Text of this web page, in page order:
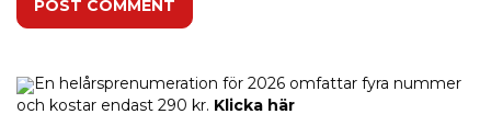
POST COMMENT
En helårsprenumeration för 2026 omfattar fyra nummer
och kostar endast 290 kr. Klicka här